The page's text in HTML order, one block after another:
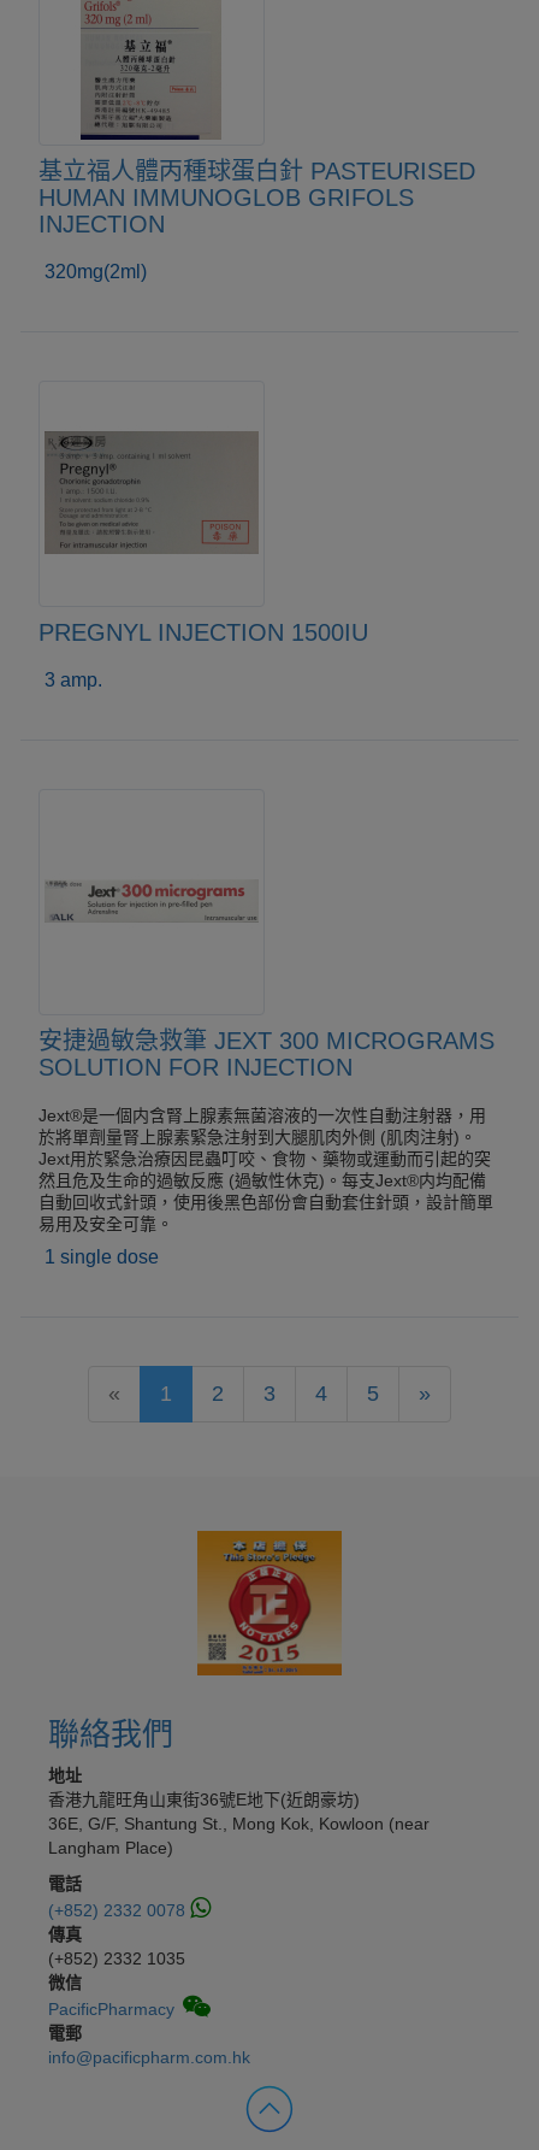
基立福人體丙種球蛋白針 PASTEURISED
HUMAN IMMUNOGLOB GRIFOLS
INJECTION
320mg(2ml)
PREGNYL INJECTION 1500IU
3 amp.
安捷過敏急救筆 JEXT 300 MICROGRAMS
SOLUTION FOR INJECTION
Jext®是一個内含腎上腺素無菌溶液的一次性自動注射器，用
於將單劑量腎上腺素緊急注射到大腿肌肉外側 (肌肉注射)。
Jext用於緊急治療因昆蟲叮咬、食物、藥物或運動而引起的突
然且危及生命的過敏反應 (過敏性休克)。每支Jext®内均配備
自動回收式針頭，使用後黑色部份會自動套住針頭，設計簡單
易用及安全可靠。
1 single dose
« 1 2 3 4 5 »
聯絡我們
地址
香港九龍旺角山東街36號E地下(近朗豪坊)
36E, G/F, Shantung St., Mong Kok, Kowloon (near
Langham Place)
電話
(+852) 2332 0078
傳真
(+852) 2332 1035
微信
PacificPharmacy
電郵
info@pacificpharm.com.hk